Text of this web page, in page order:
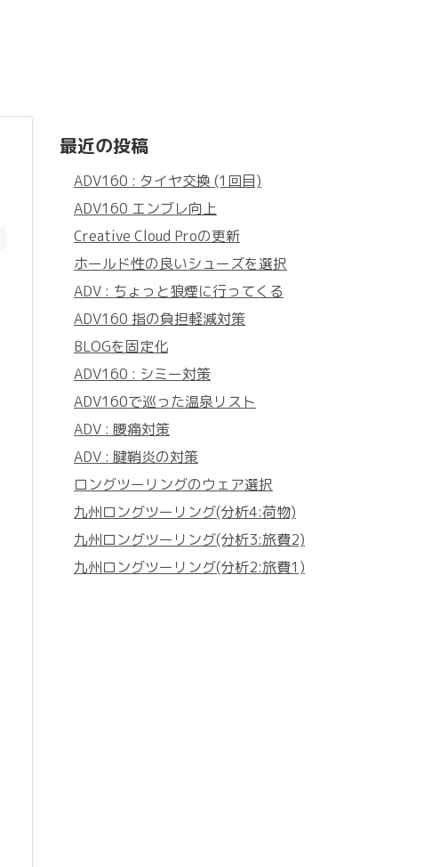
最近の投稿
ADV160 : タイヤ交換 (1回目)
ADV160 エンブレ向上
Creative Cloud Proの更新
ホールド性の良いシューズを選択
ADV : ちょっと狼煙に行ってくる
ADV160 指の負担軽減対策
BLOGを固定化
ADV160 : シミー対策
ADV160で巡った温泉リスト
ADV : 腰痛対策
ADV : 腱鞘炎の対策
ロングツーリングのウェア選択
九州ロングツーリング(分析4:荷物)
九州ロングツーリング(分析3:旅費2)
九州ロングツーリング(分析2:旅費1)